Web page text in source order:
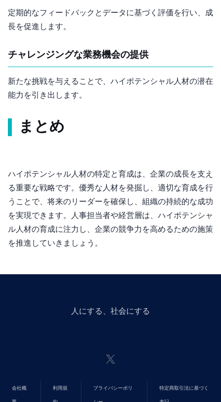
定期的なフィードバックとデータに基づく評価を行い、成
長を促進します。
チャレンジングな業務機会の提供
新たな挑戦を与えることで、ハイポテンシャル人材の潜在
能力を引き出します。
まとめ
ハイポテンシャル人材の特定と育成は、企業の成長を支え
る重要な戦略です。優秀な人材を発掘し、適切な育成を行
うことで、将来のリーダーを確保し、組織の持続的な成功
を実現できます。人事担当者や経営層は、ハイポテンシャ
ル人材の育成に注力し、企業の競争力を高めるための施策
を推進していきましょう。
人にGiveする、社会にGiveする
会社概 利用規 プライバシーポリ 特定商取引法に基づく